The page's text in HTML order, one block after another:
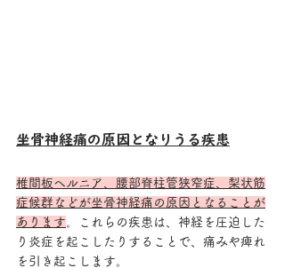
坐骨神経痛の原因となりうる疾患
椎間板ヘルニア、腰部脊柱管狭窄症、梨状筋
症候群などが坐骨神経痛の原因となることが
あります。これらの疾患は、神経を圧迫した
り炎症を起こしたりすることで、痛みや痺れ
を引き起こします。